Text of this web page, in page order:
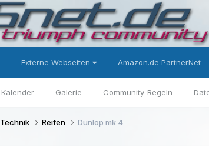
Kalender Galerie Community-Regeln
Externe Webseiten Amazon.de PartnerNet
Technik Reifen Dunlop mk 4